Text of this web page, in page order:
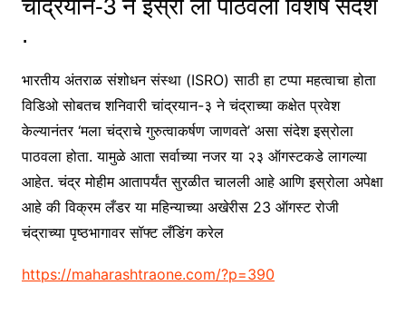
चांद्रयान-3 ने इस्रो ला पाठवला विशेष संदेश
.
भारतीय अंतराळ संशोधन संस्था (ISRO) साठी हा टप्पा महत्वाचा होता
विडिओ सोबतच शनिवारी चांद्रयान-३ ने चंद्राच्या कक्षेत प्रवेश
केल्यानंतर ‘मला चंद्राचे गुरुत्वाकर्षण जाणवते’ असा संदेश इस्रोला
पाठवला होता. यामुळे आता सर्वाच्या नजर या २३ ऑगस्टकडे लागल्या
आहेत. चंद्र मोहीम आतापर्यंत सुरळीत चालली आहे आणि इस्रोला अपेक्षा
आहे की विक्रम लँडर या महिन्याच्या अखेरीस 23 ऑगस्ट रोजी
चंद्राच्या पृष्ठभागावर सॉफ्ट लँडिंग करेल
https://maharashtraone.com/?p=390: